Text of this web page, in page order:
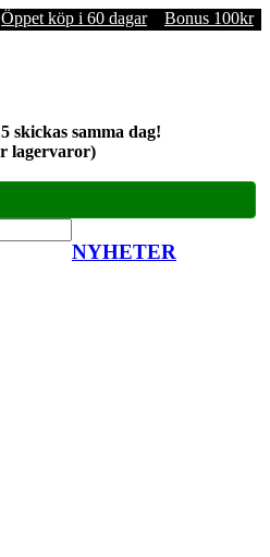
Öppet köp i 60 dagar Bonus 100kr
skickas samma dag!
lagervaror)
NYHETER